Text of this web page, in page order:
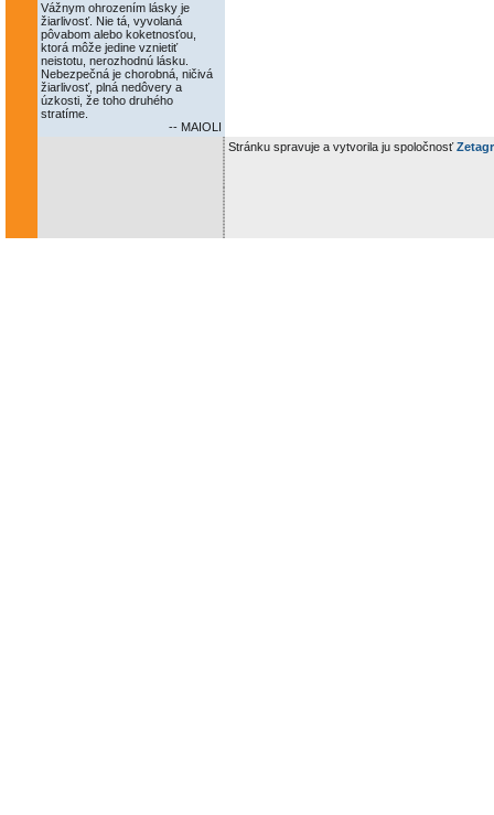
Vážnym ohrozením lásky je
žiarlivosť. Nie tá, vyvolaná
pôvabom alebo koketnosťou,
ktorá môže jedine vznietiť
neistotu, nerozhodnú lásku.
Nebezpečná je chorobná, ničivá
žiarlivosť, plná nedôvery a
úzkosti, že toho druhého
stratíme.
-- MAIOLI
Stránku spravuje a vytvorila ju spoločnosť